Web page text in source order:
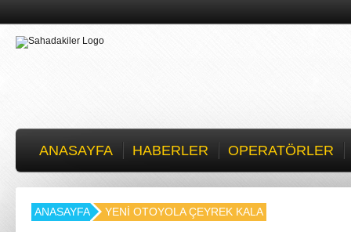
ANASAYFA HABERLER OPERATÖRLER
ANASAYFA YENI OTOYOLA ÇEYREK KALA